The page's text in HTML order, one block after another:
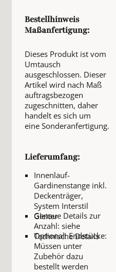
Bestellhinweis
Maßanfertigung:
Dieses Produkt ist vom
Umtausch
ausgeschlossen. Dieser
Artikel wird nach Maß
auftragsbezogen
zugeschnitten, daher
handelt es sich um
eine Sonderanfertigung.
Lieferumfang:
Innenlauf-
Gardinenstange inkl.
Deckenträger,
System Interstil
Gleiter
Genaue Details zur
Anzahl: siehe
Technische Details
Optional: Endstücke:
Müssen unter
Zubehör dazu
bestellt werden